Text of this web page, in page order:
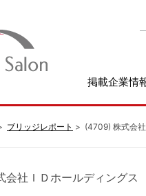
掲載企業情
ブリッジレポート (4709) 株式会
会社ＩＤホールディングス